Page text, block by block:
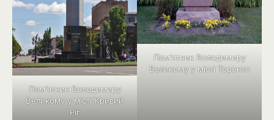
Пам’ятник Володимиру
Великому у місті Кривий
Ріг
Пам’ятник Володимиру
Великому у місті Торонто